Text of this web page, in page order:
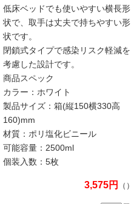
低床ベッドでも使いやすい横長形
状で、取手は丈夫で持ちやすい形
状です。
閉鎖式タイプで感染リスク軽減を
考慮した設計です。
商品スペック
カラー：ホワイト
製品サイズ：箱(縦150横330高
160)mm
材質：ポリ塩化ビニール
可能容量：2500ml
個装入数：5枚
3,575円 （）